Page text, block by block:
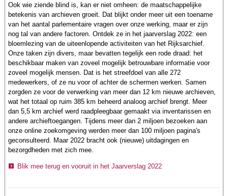
Ook wie ziende blind is, kan er niet omheen: de maatschappelijke
betekenis van archieven groeit. Dat blijkt onder meer uit een toename
van het aantal parlementaire vragen over onze werking, maar er zijn
nog tal van andere factoren. Ontdek ze in het jaarverslag 2022: een
bloemlezing van de uiteenlopende activiteiten van het Rijksarchief.
Onze taken zijn divers, maar bevatten tegelijk een rode draad: het
beschikbaar maken van zoveel mogelijk betrouwbare informatie voor
zoveel mogelijk mensen. Dat is het streefdoel van alle 272
medewerkers, of ze nu voor of achter de schermen werken. Samen
zorgden ze voor de verwerking van meer dan 12 km nieuwe archieven,
wat het totaal op ruim 385 km beheerd analoog archief brengt. Meer
dan 5,5 km archief werd raadpleegbaar gemaakt via inventarissen en
andere archieftoegangen. Tijdens meer dan 2 miljoen bezoeken aan
onze online zoekomgeving werden meer dan 100 miljoen pagina's
geconsulteerd. Maar 2022 bracht ook (nieuwe) uitdagingen en
bezorgdheden met zich mee.
Blik mee terug en vooruit in het Jaarverslag 2022